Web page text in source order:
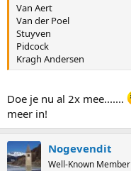
r
Van Aert
Van der Poel
Stuyven
Pidcock
Kragh Andersen
Doe je nu al 2x mee.......
meer in!
Nogevendit
Well-Known Member